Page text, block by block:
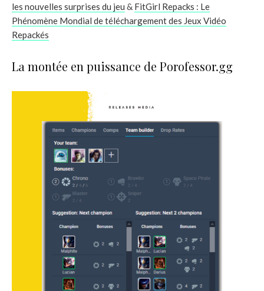
les nouvelles surprises du jeu & FitGirl Repacks : Le
Phénomène Mondial de téléchargement des Jeux Vidéo
Repackés
La montée en puissance de Porofessor.gg